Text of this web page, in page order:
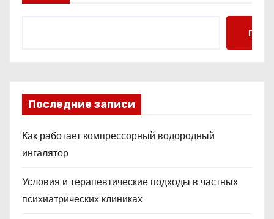
Поиск
Последние записи
Как работает компрессорный водородный
ингалятор
Условия и терапевтические подходы в частных
психиатрических клиниках